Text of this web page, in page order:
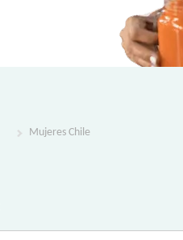
Mujeres Chile